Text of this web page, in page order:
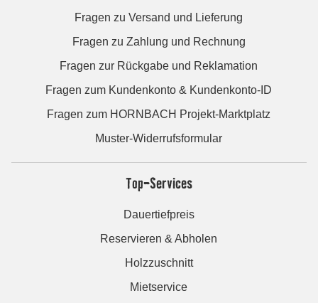
Fragen zu Versand und Lieferung
Fragen zu Zahlung und Rechnung
Fragen zur Rückgabe und Reklamation
Fragen zum Kundenkonto & Kundenkonto-ID
Fragen zum HORNBACH Projekt-Marktplatz
Muster-Widerrufsformular
Top-Services
Dauertiefpreis
Reservieren & Abholen
Holzzuschnitt
Mietservice